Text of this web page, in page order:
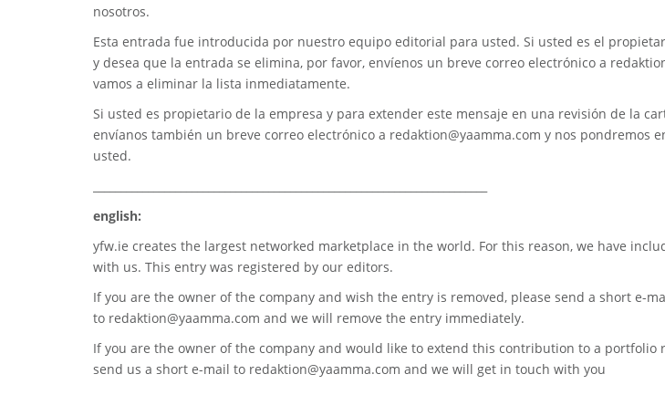
nosotros.
Esta entrada fue introducida por nuestro equipo editorial para usted. Si usted es el
y desea que la entrada se elimina, por favor, envíenos un breve correo electrónico a
vamos a eliminar la lista inmediatamente.
Si usted es propietario de la empresa y para extender este mensaje en una revisión de la
envíanos también un breve correo electrónico a redaktion@yaamma.com y nos pondremos
usted.
english:
yfw.ie creates the largest networked marketplace in the world. For this reason, we have
with us. This entry was registered by our editors.
If you are the owner of the company and wish the entry is removed, please send a short e-
to redaktion@yaamma.com and we will remove the entry immediately.
If you are the owner of the company and would like to extend this contribution to a portfolio
send us a short e-mail to redaktion@yaamma.com and we will get in touch with you